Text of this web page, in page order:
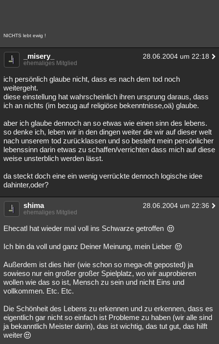
NICHTS lebt ewig !
_misery_ 28.06.2004 um 22:18
ehemaliges Mitglied
ich persönlich glaube nicht, dass es nach dem tod noch
weitergeht.
diese einstellung hat wahrscheinlich ihren ursprung daraus, dass
ich an nichts (im bezug auf religiöse bekenntnisse,oä) glaube.
aber ich glaube dennoch an so etwas wie einen sinn des lebens.
so denke ich, leben wir in den dingen weiter die wir auf dieser welt
nach unserem tod zurücklassen und so besteht mein persönlicher
lebenssinn darin etwas zu schaffen/verrichten dass mich auf diese
weise unsterblich werden lässt.
da steckt doch eine ein wenig verrückte dennoch logische idee
dahinter,oder?
shima 28.06.2004 um 22:36
ehemaliges Mitglied
Ehecatl hat wieder mal voll ins Schwarze getroffen
Ich bin da voll und ganz Deiner Meinung, mein Lieber
Außerdem ist dies hier (wie schon so mega-oft geposted) ja
sowieso nur ein großer großer Spielplatz, wo wir auprobieren
wollen wie das so ist, Mensch zu sein und nicht Eins und
vollkommen. Etc. Etc.
Die Schönheit des Lebens zu erkennen und zu erkennen, dass es
eigentlich gar nicht so einfach ist Probleme zu haben (wir alle sind
ja bekanntlich Meister darin), das ist wichtig, das tut gut, das hilft
weiter